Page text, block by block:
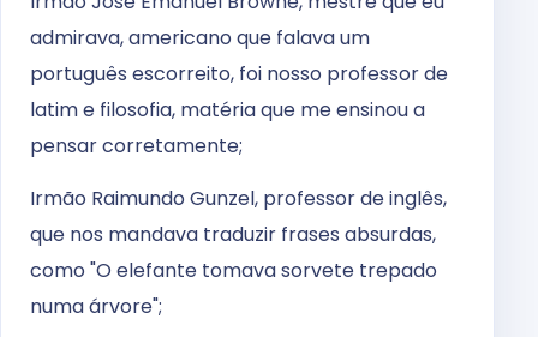
admirava, americano que falava um
português escorreito, foi nosso professor de
latim e filosofia, matéria que me ensinou a
pensar corretamente;
Irmão Raimundo Gunzel, professor de inglês,
que nos mandava traduzir frases absurdas,
como "O elefante tomava sorvete trepado
numa árvore";